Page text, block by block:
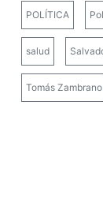
POLÍTICA
salud
Tomás Zambrano